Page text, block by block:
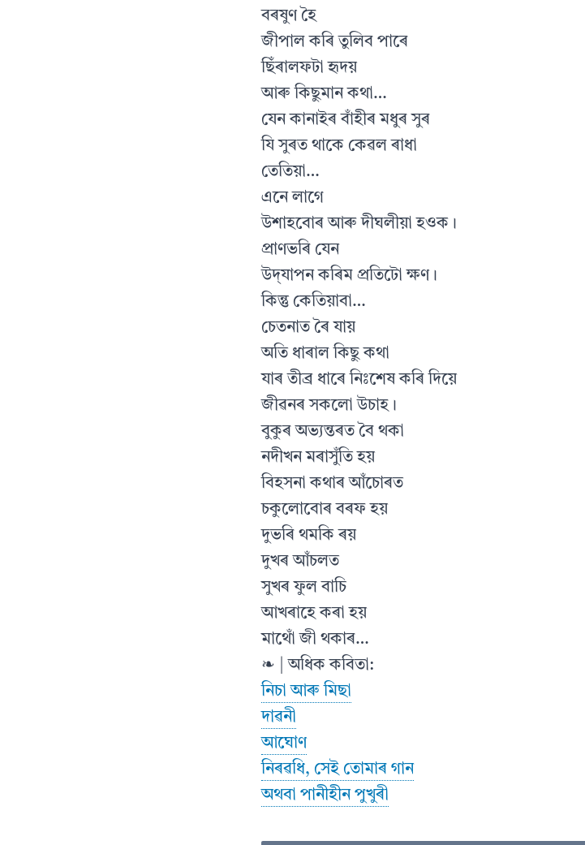
বৰষুণ হৈ
জীপাল কৰি তুলিব পাৰে
ছিঁৰালফটা হৃদয়
আৰু কিছুমান কথা…
যেন কানাইৰ বাঁহীৰ মধুৰ সুৰ
যি সুৰত থাকে কেৱল ৰাধা
তেতিয়া…
এনে লাগে
উশাহবোৰ আৰু দীঘলীয়া হওক।
প্ৰাণভৰি যেন
উদ্‌যাপন কৰিম প্ৰতিটো ক্ষণ।
কিন্তু কেতিয়াবা…
চেতনাত ৰৈ যায়
অতি ধাৰাল কিছু কথা
যাৰ তীব্ৰ ধাৰে নিঃশেষ কৰি দিয়ে
জীৱনৰ সকলো উচাহ।
বুকুৰ অভ্যন্তৰত বৈ থকা
নদীখন মৰাসুঁতি হয়
বিহসনা কথাৰ আঁচোৰত
চকুলোবোৰ বৰফ হয়
দুভৰি থমকি ৰয়
দুখৰ আঁচলত
সুখৰ ফুল বাচি
আখৰাহে কৰা হয়
মাথোঁ জী থকাৰ…
❧ | অধিক কবিতা:
নিচা আৰু মিছা
দাৱনী
আঘোণ
নিৰৱধি, সেই তোমাৰ গান
অথবা পানীহীন পুখুৰী